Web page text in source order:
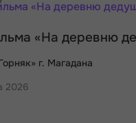
«На деревню
г. Магадана
2026